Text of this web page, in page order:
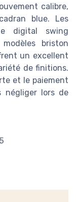
calibre,
blue. Les
digital swing
briston
un excellent
de finitions.
et le paiement
négliger lors de